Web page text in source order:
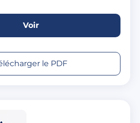
Voir
le PDF